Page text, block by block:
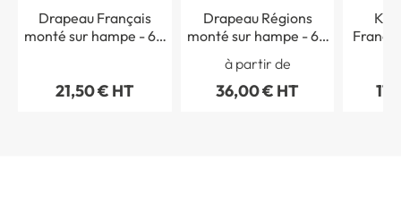
Drapeau Français
monté sur hampe - 60
21,50 € HT
Drapeau Régions
monté sur hampe - 60
à partir de
36,00 € HT
Kit